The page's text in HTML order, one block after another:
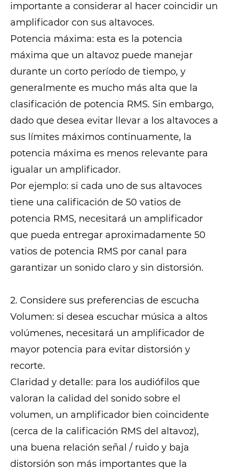
importante a considerar al hacer coincidir un
amplificador con sus altavoces.
Potencia máxima: esta es la potencia
máxima que un altavoz puede manejar
durante un corto período de tiempo, y
generalmente es mucho más alta que la
clasificación de potencia RMS. Sin embargo,
dado que desea evitar llevar a los altavoces a
sus límites máximos continuamente, la
potencia máxima es menos relevante para
igualar un amplificador.
Por ejemplo: si cada uno de sus altavoces
tiene una calificación de 50 vatios de
potencia RMS, necesitará un amplificador
que pueda entregar aproximadamente 50
vatios de potencia RMS por canal para
garantizar un sonido claro y sin distorsión.
2. Considere sus preferencias de escucha
Volumen: si desea escuchar música a altos
volúmenes, necesitará un amplificador de
mayor potencia para evitar distorsión y
recorte.
Claridad y detalle: para los audiófilos que
valoran la calidad del sonido sobre el
volumen, un amplificador bien coincidente
(cerca de la calificación RMS del altavoz),
una buena relación señal / ruido y baja
distorsión son más importantes que la